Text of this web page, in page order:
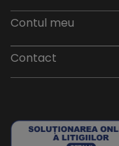
Contul meu
Contact